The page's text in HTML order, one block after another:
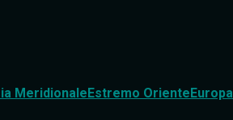
MeridionaleEstremo OrienteEuropa